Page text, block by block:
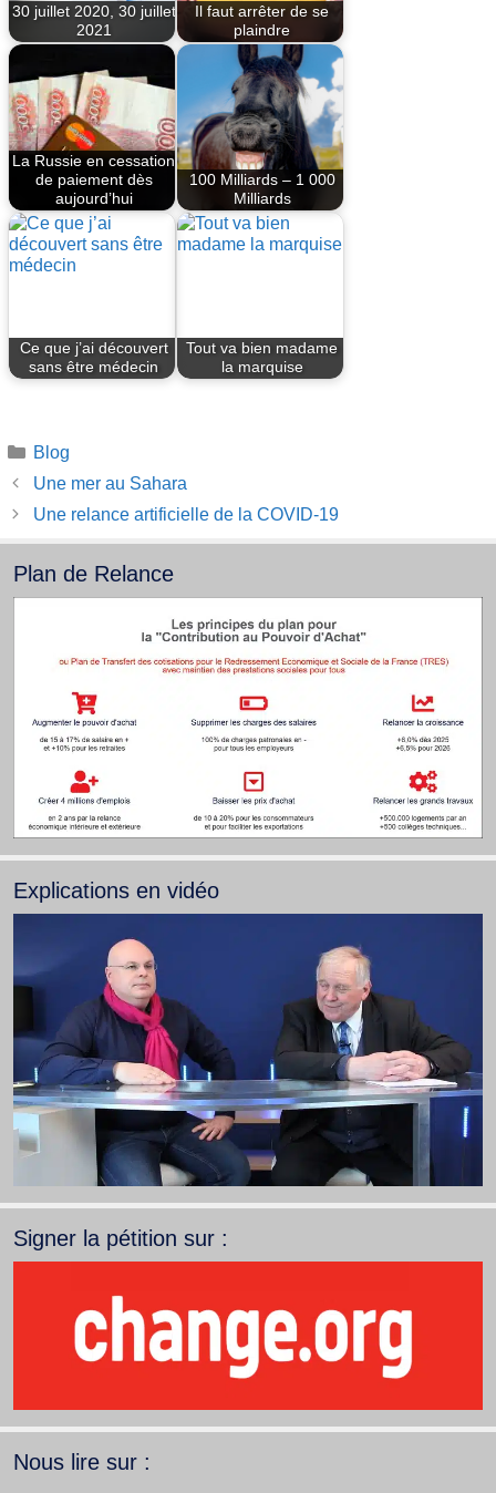
30 juillet 2020, 30 juillet
2021
Il faut arrêter de se
plaindre
La Russie en cessation
de paiement dès
aujourd’hui
100 Milliards – 1 000
Milliards
Ce que j’ai découvert
sans être médecin
Tout va bien madame
la marquise
Catégories
Blog
Une mer au Sahara
Une relance artificielle de la COVID-19
Plan de Relance
Explications en vidéo
Signer la pétition sur :
Nous lire sur :